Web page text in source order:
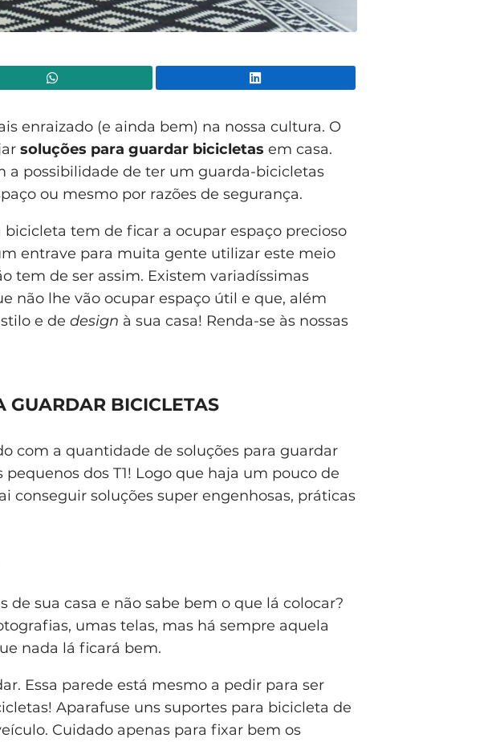
enraizado (e ainda bem) na nossa cultura. O
soluções para guardar bicicletas em casa.
a possibilidade de ter um guarda-bicicletas
ou mesmo por razões de segurança.
tem de ficar a ocupar espaço precioso
entrave para muita gente utilizar este meio
tem de ser assim. Existem variadíssimas
não lhe vão ocupar espaço útil e que, além
e de design à sua casa! Renda-se às nossas
GUARDAR BICICLETAS
com a quantidade de soluções para guardar
dos T1! Logo que haja um pouco de
conseguir soluções super engenhosas, práticas
de sua casa e não sabe bem o que lá colocar?
umas telas, mas há sempre aquela
nada lá ficará bem.
Essa parede está mesmo a pedir para ser
Aparafuse uns suportes para bicicleta de
Cuidado apenas para fixar bem os